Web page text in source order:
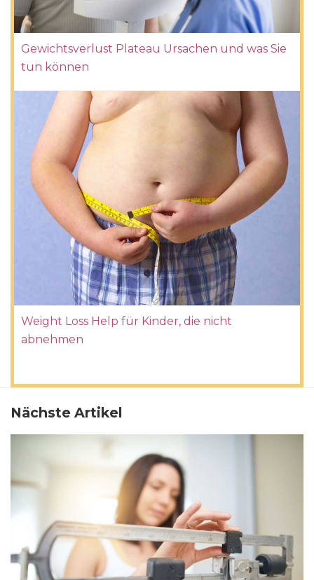
Gewichtsverlust Plateau Ursachen und was Sie
tun können
Weight Loss Help für Kinder, die nicht
abnehmen
Nächste Artikel